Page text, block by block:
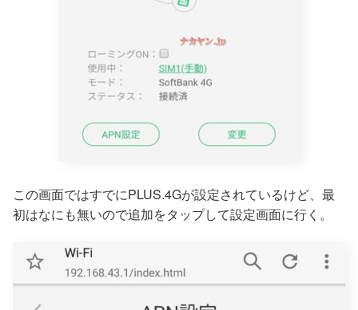
この画面ではすでにPLUS.4Gが設定されているけど、最
初はなにも無いので追加をタップして設定画面に行く。